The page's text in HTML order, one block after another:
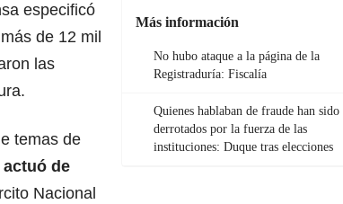
Más información
No hubo ataque a la página de la
Registraduría: Fiscalía
Quienes hablaban de fraude han sido
derrotados por la fuerza de las
instituciones: Duque tras elecciones
especificó
de 12 mil
las
temas de
actuó de
Nacional